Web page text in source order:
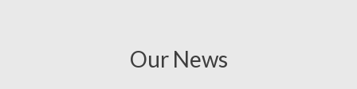
Our News